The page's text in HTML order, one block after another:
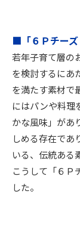
■「６Ｐチーズ
若年子育て層の
を検討するにあ
を満たす素材で
にはパンや料理
かな風味」があ
しめる存在であ
いる、伝統ある
こうして「６Ｐ
した。